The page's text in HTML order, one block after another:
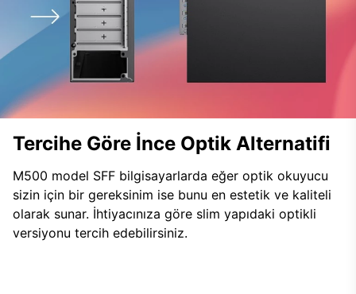
Tercihe Göre İnce Optik Alternatifi
M500 model SFF bilgisayarlarda eğer optik okuyucu
sizin için bir gereksinim ise bunu en estetik ve kaliteli
olarak sunar. İhtiyacınıza göre slim yapıdaki optikli
versiyonu tercih edebilirsiniz.